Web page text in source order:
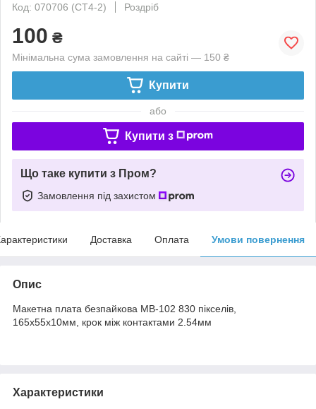
Код: 070706 (СТ4-2)
Роздріб
100 ₴
Мінімальна сума замовлення на сайті — 150 ₴
Купити
або
Купити з
Що таке купити з Пром?
Замовлення під захистом
Доставка Оплата Умови повернення
Опис
Макетна плата безпайкова MB-102 830 пікселів,
165x55x10мм, крок між контактами 2.54мм
Характеристики